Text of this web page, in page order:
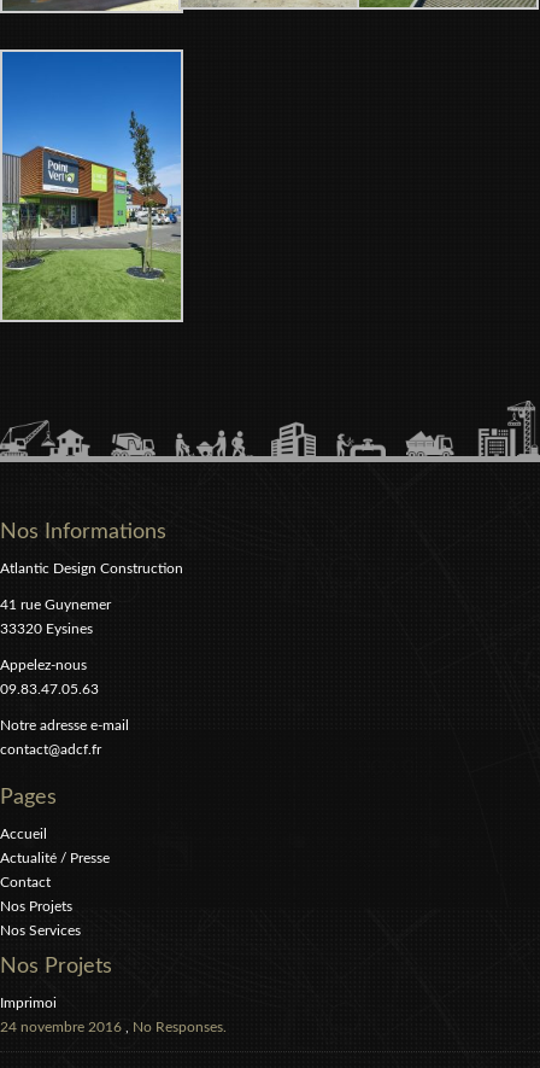
Nos Informations
Atlantic Design Construction
41 rue Guynemer
33320 Eysines
Appelez-nous
09.83.47.05.63
Notre adresse e-mail
contact@adcf.fr
Pages
Accueil
Actualité / Presse
Contact
Nos Projets
Nos Services
Nos Projets
Imprimoi
24 novembre 2016
No Responses.